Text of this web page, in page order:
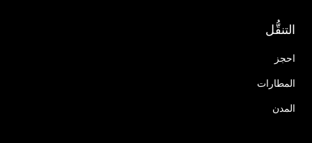
التنقُّل
احجز
المطارات
المدن